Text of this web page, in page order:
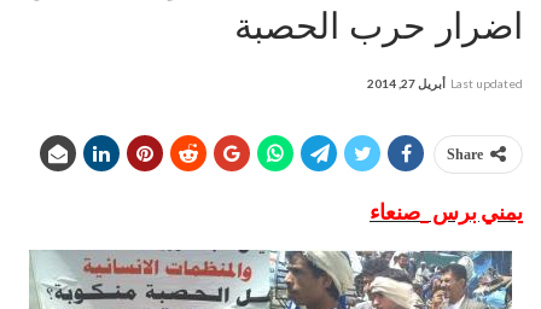
اضرار حرب الحصبة
Last updated أبريل 27, 2014
Share
يمني برس _صنعاء